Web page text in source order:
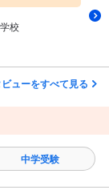
校
ューをすべて見る
中学受験